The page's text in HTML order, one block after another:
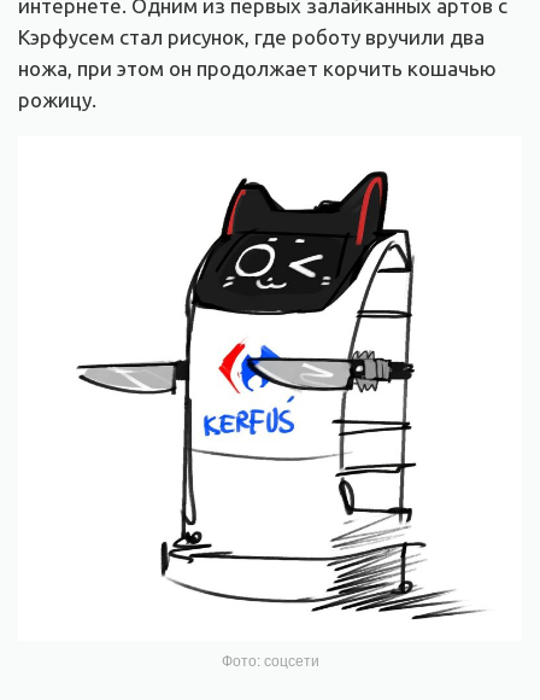
интернете. Одним из первых залайканных артов с
Кэрфусем стал рисунок, где роботу вручили два
ножа, при этом он продолжает корчить кошачью
рожицу.
Фото: соцсети